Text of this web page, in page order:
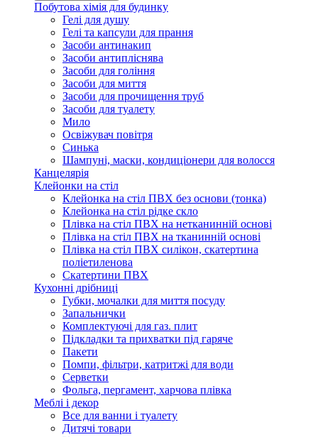
Побутова хімія для будинку
Гелі для душу
Гелі та капсули для прання
Засоби антинакип
Засоби антипліснява
Засоби для гоління
Засоби для миття
Засоби для прочищення труб
Засоби для туалету
Мило
Освіжувач повітря
Синька
Шампуні, маски, кондиціонери для волосся
Канцелярія
Клейонки на стіл
Клейонка на стіл ПВХ без основи (тонка)
Клейонка на стіл рідке скло
Плівка на стіл ПВХ на нетканинній основі
Плівка на стіл ПВХ на тканинній основі
Плівка на стіл ПВХ силікон, скатертина
поліетиленова
Скатертини ПВХ
Кухонні дрібниці
Губки, мочалки для миття посуду
Запальнички
Комплектуючі для газ. плит
Підкладки та прихватки під гаряче
Пакети
Помпи, фільтри, катритжі для води
Серветки
Фольга, пергамент, харчова плівка
Меблі і декор
Все для ванни і туалету
Дитячі товари